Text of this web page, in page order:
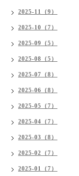
2025-11（9）
2025-10（7）
2025-09（5）
2025-08（5）
2025-07（8）
2025-06（8）
2025-05（7）
2025-04（7）
2025-03（8）
2025-02（7）
2025-01（7）